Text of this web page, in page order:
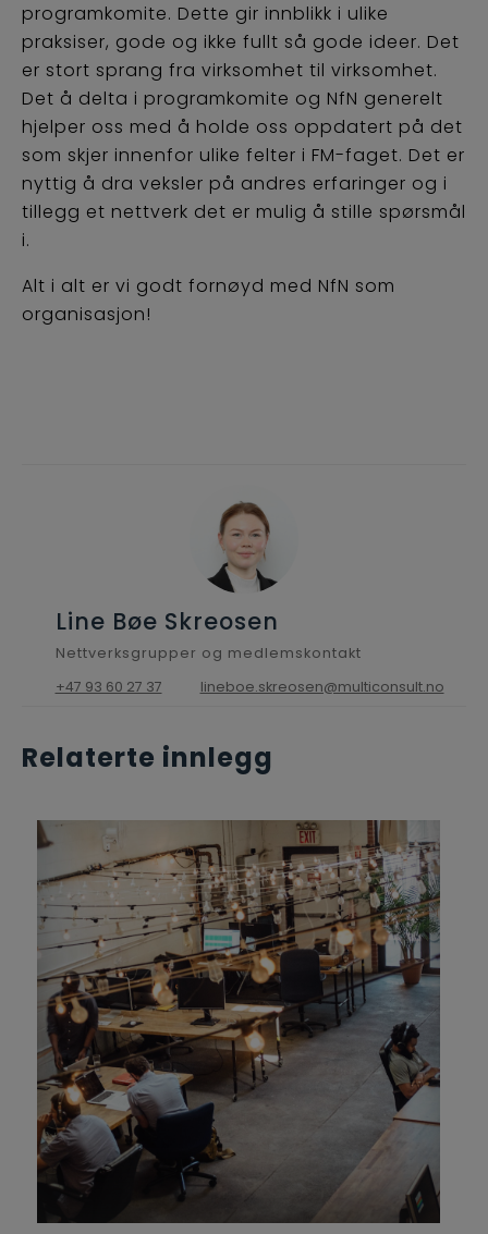
programkomite. Dette gir innblikk i ulike
praksiser, gode og ikke fullt så gode ideer. Det
er stort sprang fra virksomhet til virksomhet.
Det å delta i programkomite og NfN generelt
hjelper oss med å holde oss oppdatert på det
som skjer innenfor ulike felter i FM-faget. Det er
nyttig å dra veksler på andres erfaringer og i
tillegg et nettverk det er mulig å stille spørsmål
i.
Alt i alt er vi godt fornøyd med NfN som
organisasjon!
Line Bøe Skreosen
Nettverksgrupper og medlemskontakt
+47 93 60 27 37
lineboe.skreosen@multiconsult.no
Relaterte innlegg